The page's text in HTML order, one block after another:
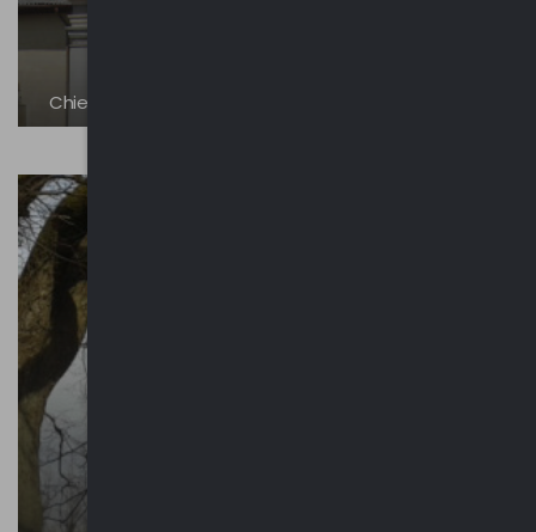
Chiesa della Beata Vergine Immacolata